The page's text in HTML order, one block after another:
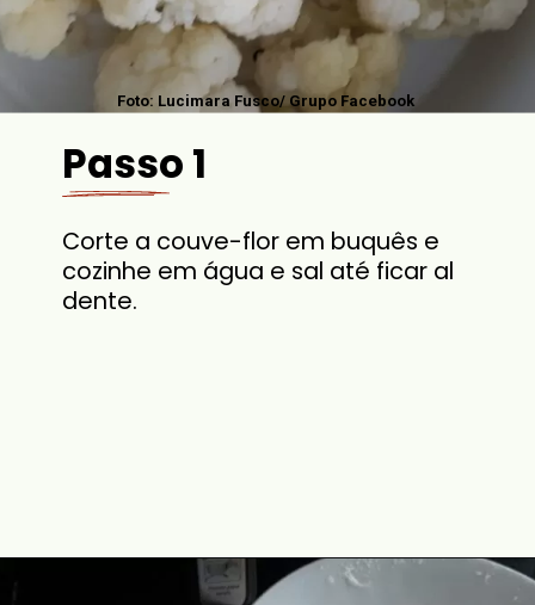
Passo 1
Corte a couve-flor em buquês e
cozinhe em água e sal até ficar al
dente.
Foto: Lucimara Fusco/ Grupo Facebook